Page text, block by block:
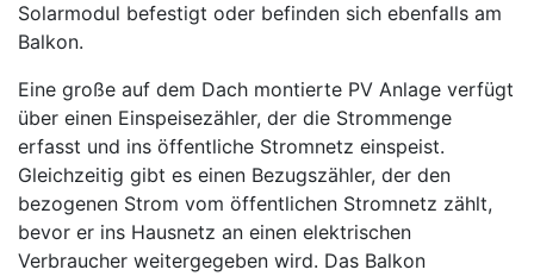
Solarmodul befestigt oder befinden sich ebenfalls am
Balkon.
Eine große auf dem Dach montierte PV Anlage verfügt
über einen Einspeisezähler, der die Strommenge
erfasst und ins öffentliche Stromnetz einspeist.
Gleichzeitig gibt es einen Bezugszähler, der den
bezogenen Strom vom öffentlichen Stromnetz zählt,
bevor er ins Hausnetz an einen elektrischen
Verbraucher weitergegeben wird. Das Balkon